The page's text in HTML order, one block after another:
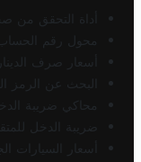
أداة التحقق من
محول رقم الحساب
أسعار صرف
البحث عن الرمز
محاكي ضريبة
ضريبة الدخل
أسعار السيارات